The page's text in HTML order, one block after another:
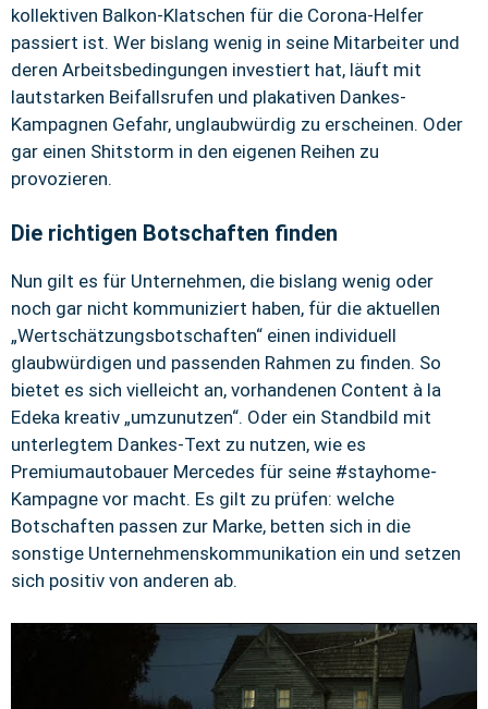
kollektiven Balkon-Klatschen für die Corona-Helfer
passiert ist. Wer bislang wenig in seine Mitarbeiter und
deren Arbeitsbedingungen investiert hat, läuft mit
lautstarken Beifallsrufen und plakativen Dankes-
Kampagnen Gefahr, unglaubwürdig zu erscheinen. Oder
gar einen Shitstorm in den eigenen Reihen zu
provozieren.
Die richtigen Botschaften finden
Nun gilt es für Unternehmen, die bislang wenig oder
noch gar nicht kommuniziert haben, für die aktuellen
„Wertschätzungsbotschaften“ einen individuell
glaubwürdigen und passenden Rahmen zu finden. So
bietet es sich vielleicht an, vorhandenen Content à la
Edeka kreativ „umzunutzen“. Oder ein Standbild mit
unterlegtem Dankes-Text zu nutzen, wie es
Premiumautobauer Mercedes für seine #stayhome-
Kampagne vor macht. Es gilt zu prüfen: welche
Botschaften passen zur Marke, betten sich in die
sonstige Unternehmenskommunikation ein und setzen
sich positiv von anderen ab.